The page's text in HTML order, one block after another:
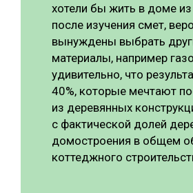
хотели бы жить в доме из
после изучения смет,
вынуждены выбрать
материалы, например
удивительно, что
40%, которые мечтают
из деревянных
с фактической долей
домостроения в общем
коттеджного